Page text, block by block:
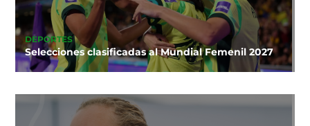
DEPORTES
Selecciones clasificadas al Mundial Femenil 2027